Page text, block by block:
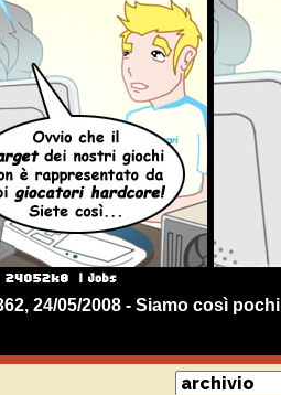
24/05/2008 - Siamo così pochi